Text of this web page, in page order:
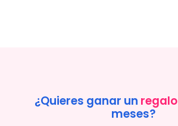
¿Quieres ganar un regalo
meses?